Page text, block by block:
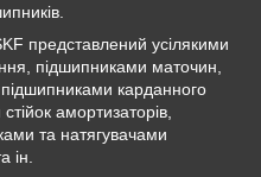
представлений усілякими
підшипниками маточин,
карданного
амортизаторів,
та натягувачами
ін.